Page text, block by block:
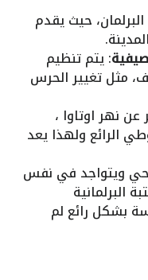
حيث يقدم
: يتم تنظيم
مثل تغيير الحرس
التل مسافه 50 متر عن نهر اوتاوا ،
الرائع ولهذا يعد
ويتواجد في نفس
البرلمانية
بشكل رائع لم